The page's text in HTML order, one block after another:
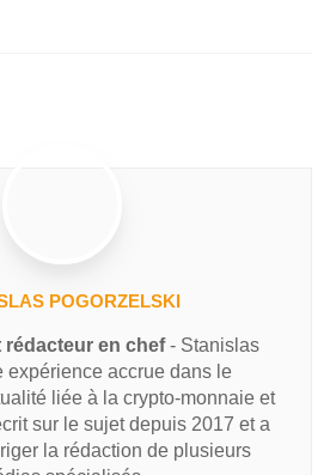
POGORZELSKI
en chef- Stanislas
expérience accrue dans le
liée à la crypto-monnaie et
sur le sujet depuis 2017 et a
la rédaction de plusieurs